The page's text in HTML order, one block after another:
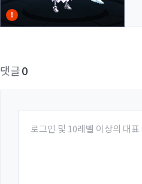
댓글0
로그인 및 10레벨 이상의 대